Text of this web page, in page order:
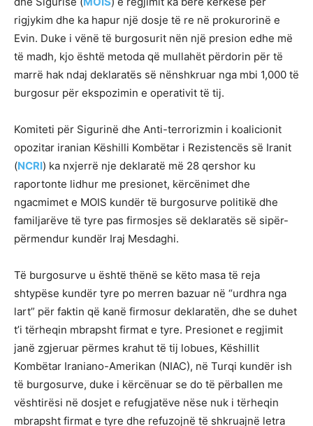
rigjykim dhe ka hapur një dosje të re në prokurorinë e
Evin. Duke i vënë të burgosurit nën një presion edhe më
të madh, kjo është metoda që mullahët përdorin për të
marrë hak ndaj deklaratës së nënshkruar nga mbi 1,000 të
burgosur për ekspozimin e operativit të tij.
Komiteti për Sigurinë dhe Anti-terrorizmin i koalicionit
opozitar iranian Këshilli Kombëtar i Rezistencës së Iranit
(NCRI) ka nxjerrë nje deklaratë më 28 qershor ku
raportonte lidhur me presionet, kërcënimet dhe
ngacmimet e MOIS kundër të burgosurve politikë dhe
familjarëve të tyre pas firmosjes së deklaratës së sipër-
përmendur kundër Iraj Mesdaghi.
Të burgosurve u është thënë se këto masa të reja
shtypëse kundër tyre po merren bazuar në “urdhra nga
lart” për faktin që kanë firmosur deklaratën, dhe se duhet
t’i tërheqin mbrapsht firmat e tyre. Presionet e regjimit
janë zgjeruar përmes krahut të tij lobues, Këshillit
Kombëtar Iraniano-Amerikan (NIAC), në Turqi kundër ish
të burgosurve, duke i kërcënuar se do të përballen me
vështirësi në dosjet e refugjatëve nëse nuk i tërheqin
mbrapsht firmat e tyre dhe refuzojnë të shkruajnë letra